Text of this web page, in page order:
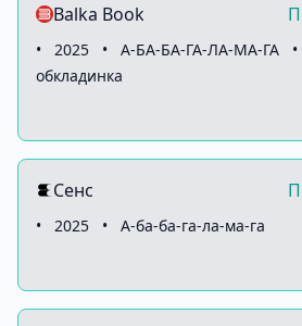
Balka Book
• 2025 • А-БА-БА-ГА-ЛА-МА-ГА •
обкладинка
Сенс
• 2025 • А-ба-ба-га-ла-ма-га